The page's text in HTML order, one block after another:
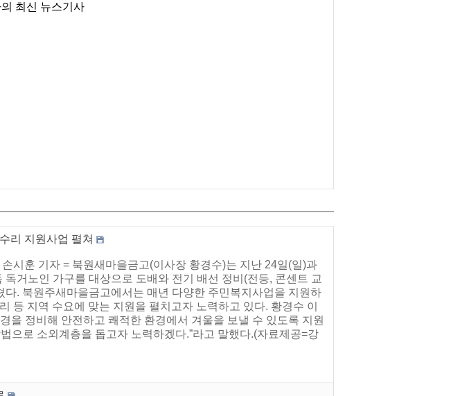
최신 뉴스기사
리 지원사업 펼쳐
시훈 기자 = 북원새마을금고(이사장 황경수)는 지난 24일(일)과
거노인 가구를 대상으로 도배와 전기 배선 정비(전등, 콘센트 교
다. 북원주새마을금고에서는 매년 다양한 주민복지사업을 지원하
등 지역 수요에 맞는 지원을 펼치고자 노력하고 있다. 황경수 이
을 정비해 안전하고 쾌적한 환경에서 겨울을 보낼 수 있도록 지원
으로 소외계층을 돕고자 노력하겠다.”라고 말했다.(자료제공=강